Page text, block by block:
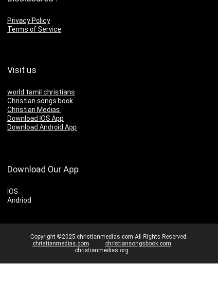
Privacy Policy
Terms of Service
Visit us
world tamil christians
Christian songs book
Christian Medias
Download IOS App
Download Android App
Download Our App
IOS
Andriod
Copyright ©2025 christianmedias.com All Rights Reserved.
christianmedias.com
christiansongsbook.com
christianmedias.org